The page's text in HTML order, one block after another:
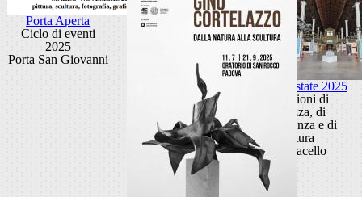
Porta Aperta
Ciclo di eventi
2025
Porta San Giovanni
Padova Estate 2025
Occasioni di
bellezza, di
conoscenza e di
cultura
Ex Macello